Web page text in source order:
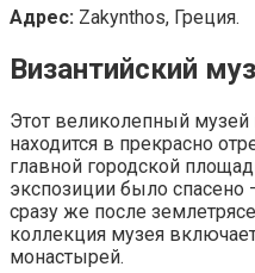
Адрес: Zakynthos, Греция.
Византийский
Этот великолепный музей
находится в прекрасно
главной городской
экспозиции было
сразу же после
коллекция музея
монастырей.